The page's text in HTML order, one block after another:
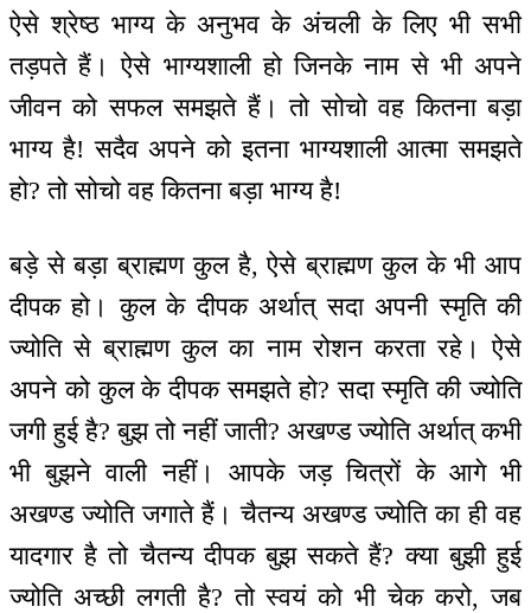
ऐसे श्रेष्ठ भाग्य के अनुभव के अंचली के लिए भी सभी
तड़पते हैं। ऐसे भाग्यशाली हो जिनके नाम से भी अपने
जीवन को सफल समझते हैं। तो सोचो वह कितना बड़ा
भाग्य है! सदैव अपने को इतना भाग्यशाली आत्मा समझते
हो? तो सोचो वह कितना बड़ा भाग्य है!
बड़े से बड़ा ब्राह्मण कुल है, ऐसे ब्राह्मण कुल के भी आप
दीपक हो। कुल के दीपक अर्थात् सदा अपनी स्मृति की
ज्योति से ब्राह्मण कुल का नाम रोशन करता रहे। ऐसे
अपने को कुल के दीपक समझते हो? सदा स्मृति की ज्योति
जगी हुई है? बुझ तो नहीं जाती? अखण्ड ज्योति अर्थात् कभी
भी बुझने वाली नहीं। आपके जड़ चित्रों के आगे भी
अखण्ड ज्योति जगाते हैं। चैतन्य अखण्ड ज्योति का ही वह
यादगार है तो चैतन्य दीपक बुझ सकते हैं? क्या बुझी हुई
ज्योति अच्छी लगती है? तो स्वयं को भी चेक करो, जब